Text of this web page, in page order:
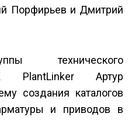
Порфирьев и Дмитрий
технического
PlantLinker Артур
создания каталогов
и приводов в